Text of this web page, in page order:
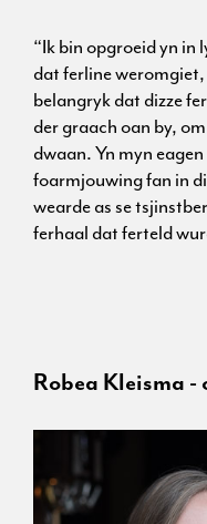
“Ik bin opgroeid yn in
dat ferline
belangryk dat dizze
der graach oan by,
dwaan. Yn myn
foarmjouwing fan in
wearde as se
ferhaal dat ferteld
Robea Kleisma -